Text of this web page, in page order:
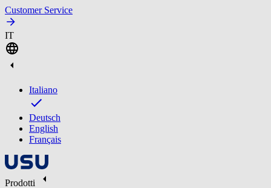
Customer Service
IT
Italiano
Deutsch
English
Français
Prodotti